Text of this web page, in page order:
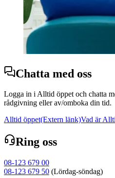
Chatta med oss
Logga in i Alltid öppet och chatta
rådgivning eller av/omboka din tid.
Alltid öppet(Extern länk)Vad är
Ring oss
08-123 679 00
08-123 679 50 (Lördag-söndag)